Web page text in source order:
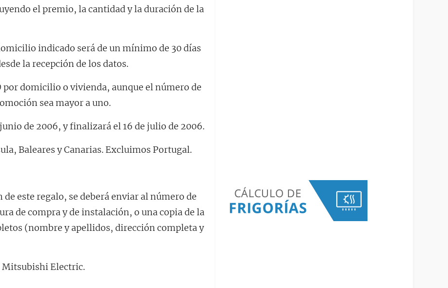
el premio, la cantidad y la duración de la
indicado será de un mínimo de 30 días
la recepción de los datos.
por domicilio o vivienda, aunque el número de
sea mayor a uno.
de 2006, y finalizará el 16 de julio de 2006.
Baleares y Canarias. Excluimos Portugal.
este regalo, se deberá enviar al número de
de compra y de instalación, o una copia de la
(nombre y apellidos, dirección completa y
Mitsubishi Electric.